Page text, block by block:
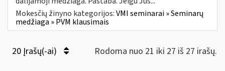
Mokesčių žinyno kategorijos:VMI seminarai » Seminarų
medžiaga » PVM klausimais
20 Įrašų(-ai) Rodoma nuo 21 iki 27 iš 27 irašų.